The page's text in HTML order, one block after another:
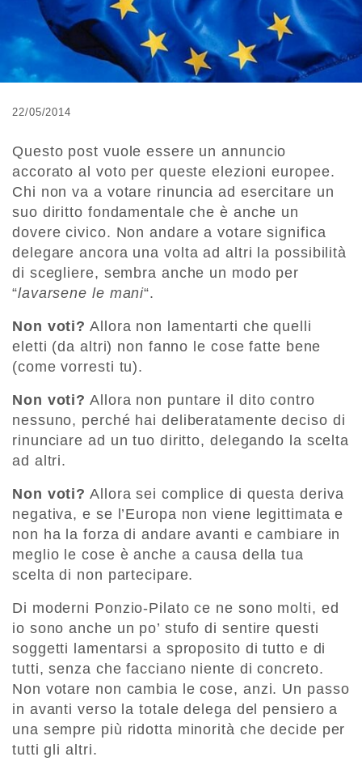
22/05/2014
Questo post vuole essere un annuncio
accorato al voto per queste elezioni europee.
Chi non va a votare rinuncia ad esercitare un
suo diritto fondamentale che è anche un
dovere civico. Non andare a votare significa
delegare ancora una volta ad altri la possibilità
di scegliere, sembra anche un modo per
“lavarsene le mani“.
Non voti? Allora non lamentarti che quelli
eletti (da altri) non fanno le cose fatte bene
(come vorresti tu).
Non voti? Allora non puntare il dito contro
nessuno, perché hai deliberatamente deciso di
rinunciare ad un tuo diritto, delegando la scelta
ad altri.
Non voti? Allora sei complice di questa deriva
negativa, e se l’Europa non viene legittimata e
non ha la forza di andare avanti e cambiare in
meglio le cose è anche a causa della tua
scelta di non partecipare.
Di moderni Ponzio-Pilato ce ne sono molti, ed
io sono anche un po’ stufo di sentire questi
soggetti lamentarsi a sproposito di tutto e di
tutti, senza che facciano niente di concreto.
Non votare non cambia le cose, anzi. Un passo
in avanti verso la totale delega del pensiero a
una sempre più ridotta minorità che decide per
tutti gli altri.